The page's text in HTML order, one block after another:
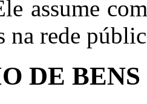
assume
na rede
DE BENS